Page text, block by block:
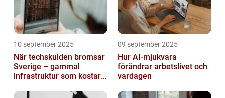
10 september 2025
När techskulden bromsar
Sverige – gammal
infrastruktur som kostar
09 september 2025
Hur AI-mjukvara
förändrar arbetslivet och
vardagen